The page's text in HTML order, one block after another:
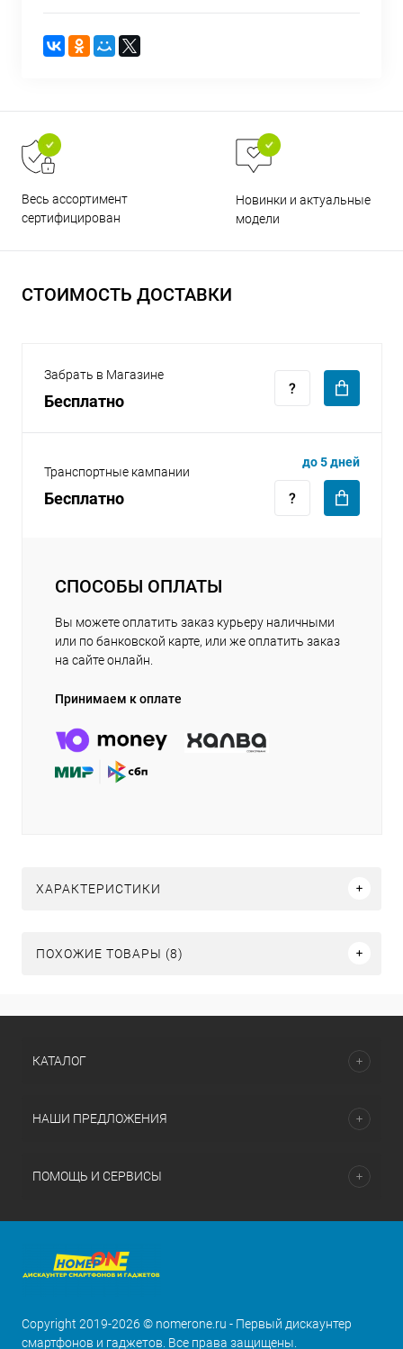
Весь ассортимент
сертифицирован
Новинки и актуальные
модели
СТОИМОСТЬ ДОСТАВКИ
Забрать в Магазине
Бесплатно
Транспортные кампании
Бесплатно
до 5 дней
СПОСОБЫ ОПЛАТЫ
Вы можете оплатить заказ курьеру наличными
или по банковской карте, или же оплатить заказ
на сайте онлайн.
Принимаем к оплате
ХАРАКТЕРИСТИКИ
ПОХОЖИЕ ТОВАРЫ (8)
КАТАЛОГ
НАШИ ПРЕДЛОЖЕНИЯ
ПОМОЩЬ И СЕРВИСЫ
Copyright 2019-2026 © nomerone.ru - Первый дискаунтер
смартфонов и гаджетов. Все права защищены.